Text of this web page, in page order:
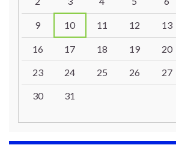
9 10 11 12 13
16 17 18 19 20
23 24 25 26 27
30 31